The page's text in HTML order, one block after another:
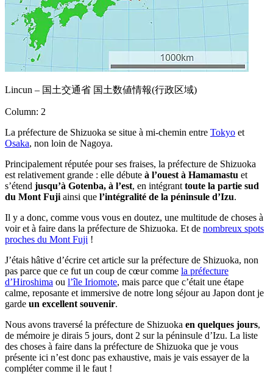
Lincun – 国土交通省 国土数値情報(行政区域)
Column: 2
La préfecture de Shizuoka se situe à mi-chemin entre Tokyo et
Osaka, non loin de Nagoya.
Principalement réputée pour ses fraises, la préfecture de Shizuoka
est relativement grande : elle débute à l’ouest à Hamamastu et
s’étend jusqu’à Gotenba, à l’est, en intégrant toute la partie sud
du Mont Fuji ainsi que l’intégralité de la péninsule d’Izu.
Il y a donc, comme vous vous en doutez, une multitude de choses à
voir et à faire dans la préfecture de Shizuoka. Et de nombreux spots
proches du Mont Fuji !
J’étais hâtive d’écrire cet article sur la préfecture de Shizuoka, non
pas parce que ce fut un coup de cœur comme la préfecture
d’Hiroshima ou l’île Iriomote, mais parce que c’était une étape
calme, reposante et immersive de notre long séjour au Japon dont je
garde un excellent souvenir.
Nous avons traversé la préfecture de Shizuoka en quelques jours,
de mémoire je dirais 5 jours, dont 2 sur la péninsule d’Izu. La liste
des choses à faire dans la préfecture de Shizuoka que je vous
présente ici n’est donc pas exhaustive, mais je vais essayer de la
compléter comme il le faut !